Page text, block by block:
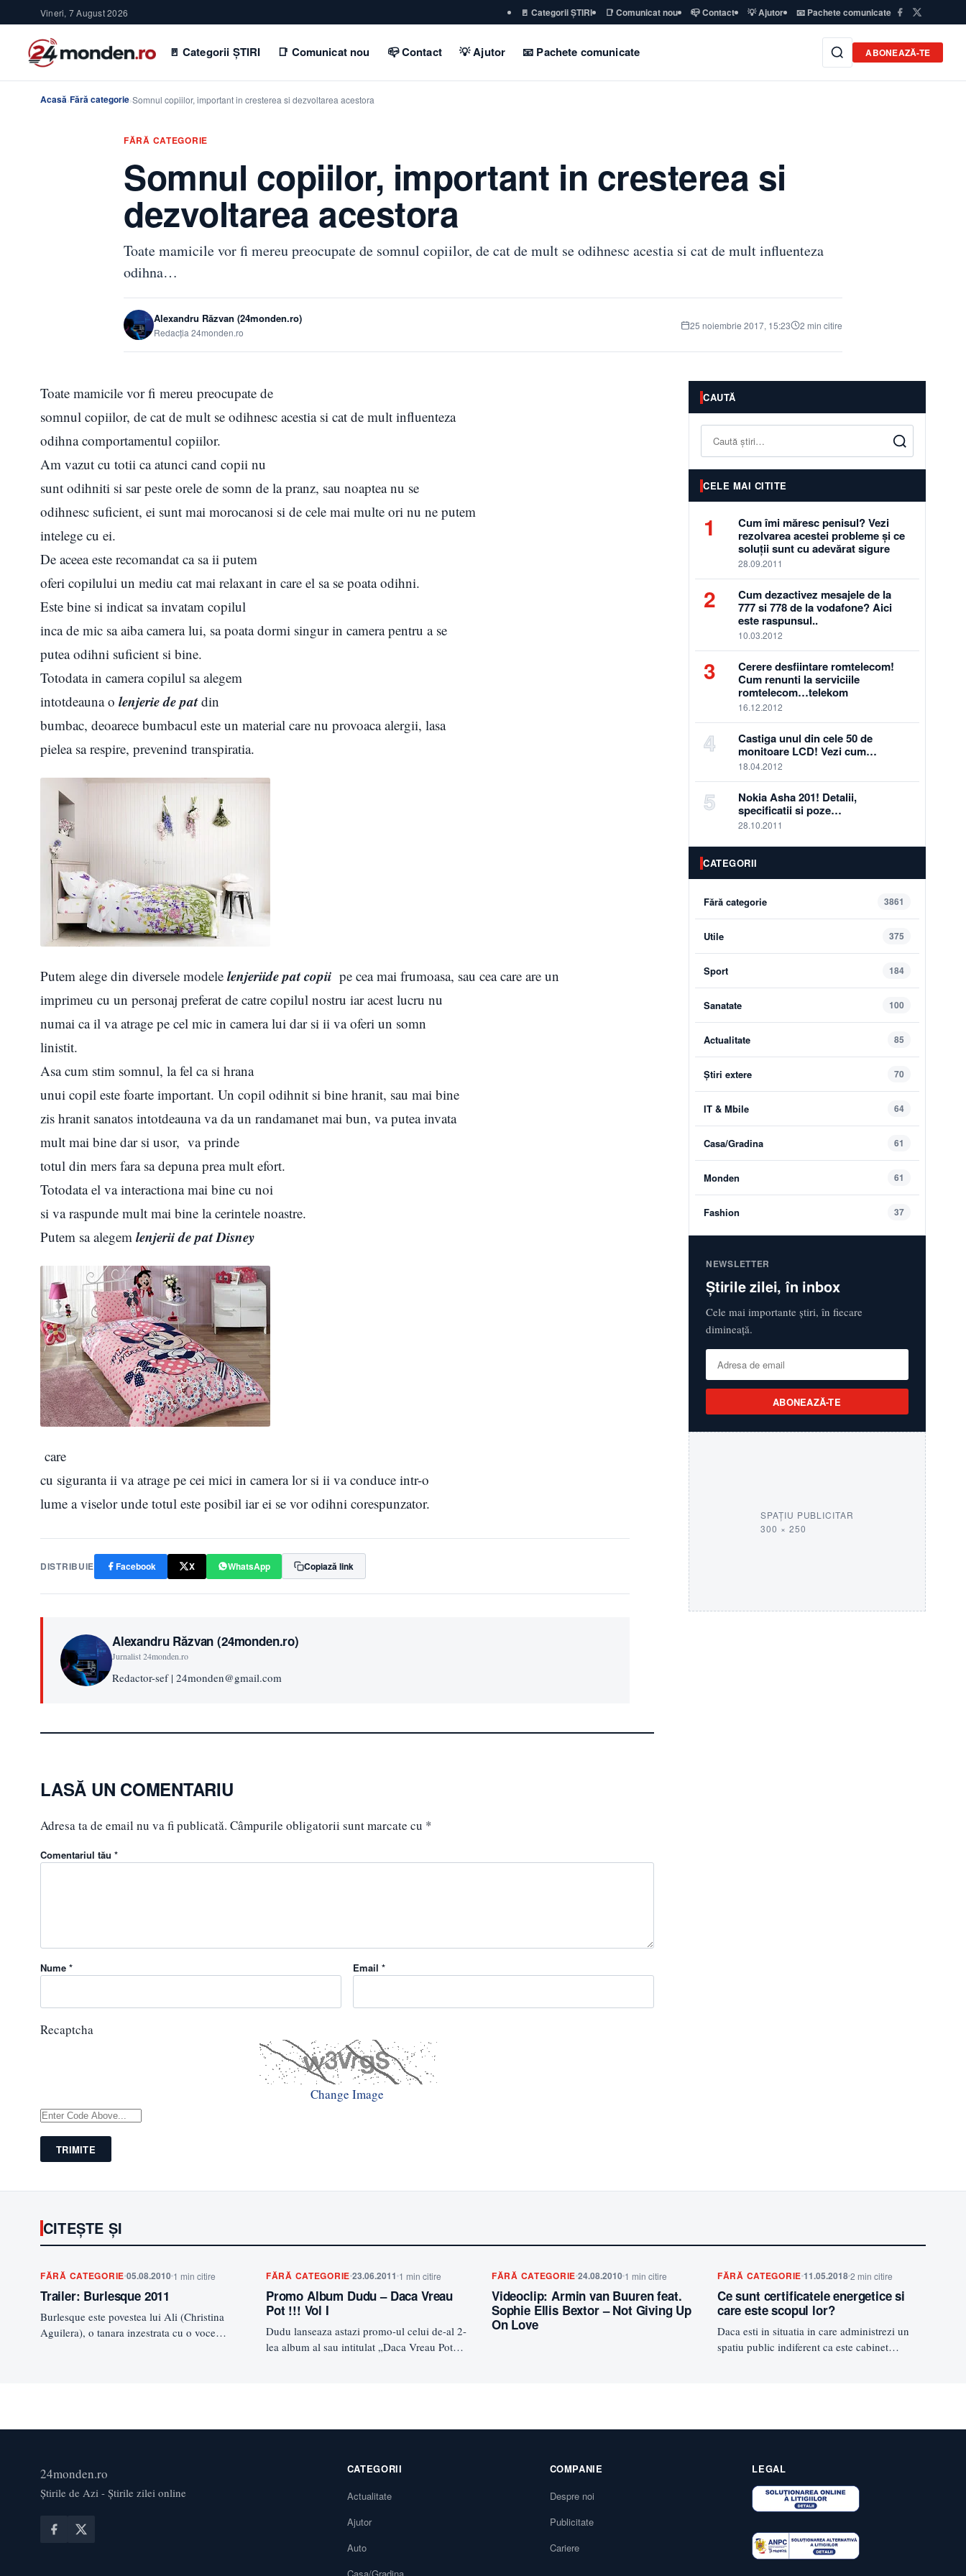
Vineri, 7 August 2026 🚪 Categorii ȘTIRI 📑 Comunicat nou 📪 Contact 💡 Ajutor 📧 Pachete comunicate
🚪 Categorii ȘTIRI 📑 Comunicat nou 📪 Contact 💡 Ajutor 📧 Pachete comunicate ABONEAZĂ-TE
Acasă›Fără categorie›Somnul copiilor, important in cresterea si dezvoltarea acestora
FĂRĂ CATEGORIE
Somnul copiilor, important in cresterea si
dezvoltarea acestora
Toate mamicile vor fi mereu preocupate de somnul copiilor, de cat de mult se odihnesc acestia si cat de mult influenteza
odihna…
Alexandru Răzvan (24monden.ro)
Redacția 24monden.ro
25 noiembrie 2017, 15:23 2 min citire
Toate mamicile vor fi mereu preocupate de
somnul copiilor, de cat de mult se odihnesc acestia si cat de mult influenteza
odihna comportamentul copiilor.
Am vazut cu totii ca atunci cand copii nu
sunt odihniti si sar peste orele de somn de la pranz, sau noaptea nu se
odihnesc suficient, ei sunt mai morocanosi si de cele mai multe ori nu ne putem
intelege cu ei.
De aceea este recomandat ca sa ii putem
oferi copilului un mediu cat mai relaxant in care el sa se poata odihni.
Este bine si indicat sa invatam copilul
inca de mic sa aiba camera lui, sa poata dormi singur in camera pentru a se
putea odihni suficient si bine.
Totodata in camera copilul sa alegem
intotdeauna o lenjerie de patdin
bumbac, deoarece bumbacul este un material care nu provoaca alergii, lasa
pielea sa respire, prevenind transpiratia.
Putem alege din diversele modele lenjeriide pat copii pe cea mai frumoasa, sau cea care are un
imprimeu cu un personaj preferat de catre copilul nostru iar acest lucru nu
numai ca il va atrage pe cel mic in camera lui dar si ii va oferi un somn
linistit.
Asa cum stim somnul, la fel ca si hrana
unui copil este foarte important. Un copil odihnit si bine hranit, sau mai bine
zis hranit sanatos intotdeauna va da un randamanet mai bun, va putea invata
mult mai bine dar si usor, va prinde
totul din mers fara sa depuna prea mult efort.
Totodata el va interactiona mai bine cu noi
si va raspunde mult mai bine la cerintele noastre.
Putem sa alegem lenjerii de pat Disney
care
cu siguranta ii va atrage pe cei mici in camera lor si ii va conduce intr-o
lume a viselor unde totul este posibil iar ei se vor odihni corespunzator.
DISTRIBUIE Facebook X WhatsApp Copiază link
Alexandru Răzvan (24monden.ro)
Jurnalist 24monden.ro
Redactor-sef | 24monden@gmail.com
LASĂ UN COMENTARIU
Adresa ta de email nu va fi publicată. Câmpurile obligatorii sunt marcate cu *
Comentariul tău *
Nume * Email *
Recaptcha
Change Image
TRIMITE
CAUTĂ
Caută
CELE MAI CITITE
1
Cum îmi măresc penisul? Vezi
rezolvarea acestei probleme și ce
soluții sunt cu adevărat sigure
28.09.2011
2
Cum dezactivez mesajele de la
777 si 778 de la vodafone? Aici
este raspunsul..
10.03.2012
3
Cerere desfiintare romtelecom!
Cum renunti la serviciile
romtelecom…telekom
16.12.2012
4
Castiga unul din cele 50 de
monitoare LCD! Vezi cum…
18.04.2012
5
Nokia Asha 201! Detalii,
specificatii si poze…
28.10.2011
CATEGORII
Fără categorie 3861
Utile 375
Sport 184
Sanatate 100
Actualitate 85
Știri extere 70
IT & Mbile 64
Casa/Gradina 61
Monden 61
Fashion 37
NEWSLETTER
Știrile zilei, în inbox
Cele mai importante știri, în fiecare
dimineață.
ABONEAZĂ-TE
SPAȚIU PUBLICITAR
300 × 250
CITEȘTE ȘI
FĂRĂ CATEGORIE05.08.2010 1 min citire
Trailer: Burlesque 2011
Burlesque este povestea lui Ali (Christina
Aguilera), o tanara inzestrata cu o voce
FĂRĂ CATEGORIE23.06.2011 1 min citire
Promo Album Dudu – Daca Vreau
Pot !!! Vol I
Dudu lanseaza astazi promo-ul celui de-al 2-
lea album al sau intitulat „Daca Vreau Pot
FĂRĂ CATEGORIE24.08.2010 1 min citire
Videoclip: Armin van Buuren feat.
Sophie Ellis Bextor – Not Giving Up
On Love
FĂRĂ CATEGORIE11.05.20182 min citire
Ce sunt certificatele energetice si
care este scopul lor?
Daca esti in situatia in care administrezi un
spatiu public indiferent ca este cabinet
24monden.ro
Știrile de Azi - Știrile zilei online
CATEGORII
Actualitate
Ajutor
Auto
COMPANIE
Despre noi
Publicitate
Cariere
LEGAL